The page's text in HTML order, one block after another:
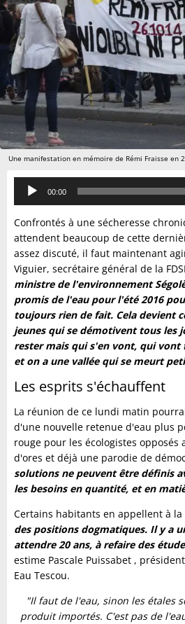
Une manifestation en mémoire de Rémi Fraisse en
Lecteur
audio
00:00
Confrontés à une sécheresse
attendent beaucoup de cette
assez discuté, il faut maintenant
Viguier, secrétaire général de la
ministre de l'environnement
promis de l'eau pour l'été 2016
toujours rien de fait. Cela devient
jeunes qui se démotivent tous les
rester mais qui s'en vont, qui vont
et on a une vallée qui se meurt
Les esprits s'échauffent
La réunion de ce lundi matin
d'une nouvelle retenue d'eau plus
rouge pour les écologistes
d'ores et déjà une parodie de
solutions ne peuvent être définis
les besoins en quantité, et en
Certains habitants en appellent à la
des positions dogmatiques. Il y a
attendre 20 ans, à refaire des
estime Pascale Puissabet ,
Eau Tescou.
"Il faut de l'eau, sinon les étales
produit importés. C'est pas de